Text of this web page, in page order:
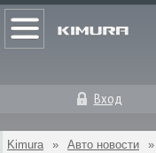
Вход
Kimura » Авто новости
»